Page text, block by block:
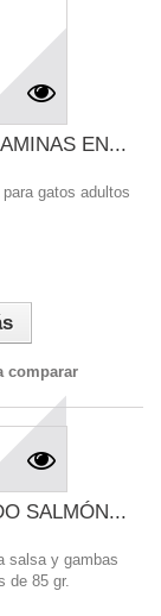
EN...
gatos adultos
comparar
SALMÓN...
salsa y gambas
de 85 gr.